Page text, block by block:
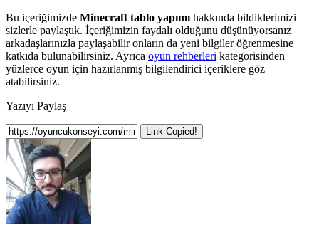
Bu içeriğimizde Minecraft tablo yapımı hakkında bildiklerimizi
sizlerle paylaştık. İçeriğimizin faydalı olduğunu düşünüyorsanız
arkadaşlarınızla paylaşabilir onların da yeni bilgiler öğrenmesine
katkıda bulunabilirsiniz. Ayrıca oyun rehberleri kategorisinden
yüzlerce oyun için hazırlanmış bilgilendirici içeriklere göz
atabilirsiniz.
Yazıyı Paylaş
Link Copied!